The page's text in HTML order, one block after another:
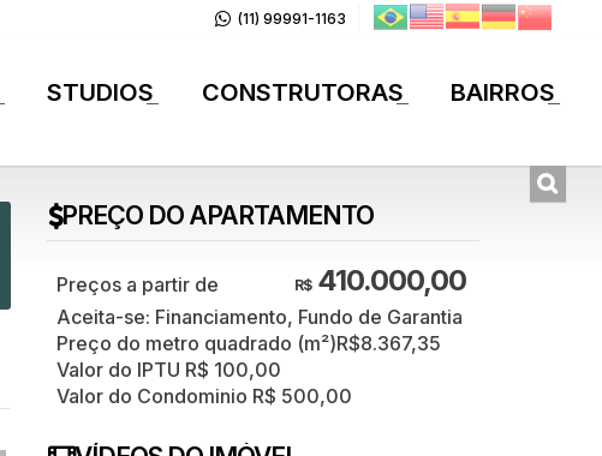
(11) 99991-1163
BAIRROS
CONSTRUTORAS
STUDIOS
PREÇO DO APARTAMENTO
R$410.000,00
Aceita-se: Financiamento, Fundo de Garantia
Preço do metro quadrado (m²)R$8.367,35
Valor do IPTU R$ 100,00
Valor do Condominio R$ 500,00